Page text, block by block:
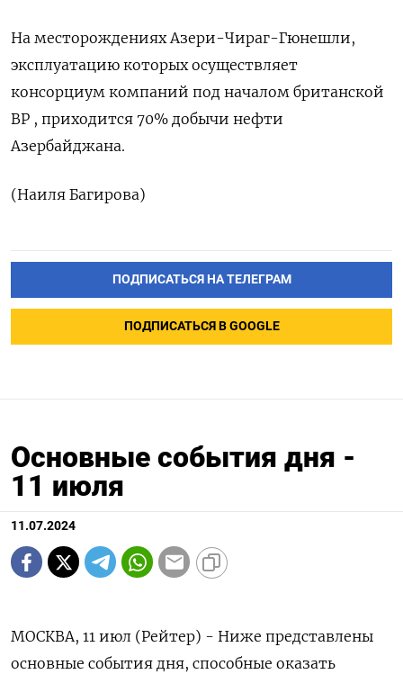
На месторождениях Азери-Чираг-Гюнешли,
эксплуатацию которых осуществляет
консорциум компаний под началом британской
ВР , приходится 70% добычи нефти
Азербайджана.
(Наиля Багирова)
ПОДПИСАТЬСЯ НА ТЕЛЕГРАМ
ПОДПИСАТЬСЯ В GOOGLE
Основные события дня -
11 июля
11.07.2024
МОСКВА, 11 июл (Рейтер) - Ниже представлены
основные события дня, способные оказать